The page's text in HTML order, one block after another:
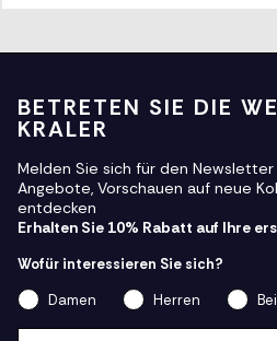
BETRETEN SIE DIE
KRALER
Melden Sie sich für den Newsletter
Angebote, Vorschauen auf neue
entdecken
Erhalten Sie 10% Rabatt auf Ihre
Wofür interessieren Sie sich?
Damen
Herren